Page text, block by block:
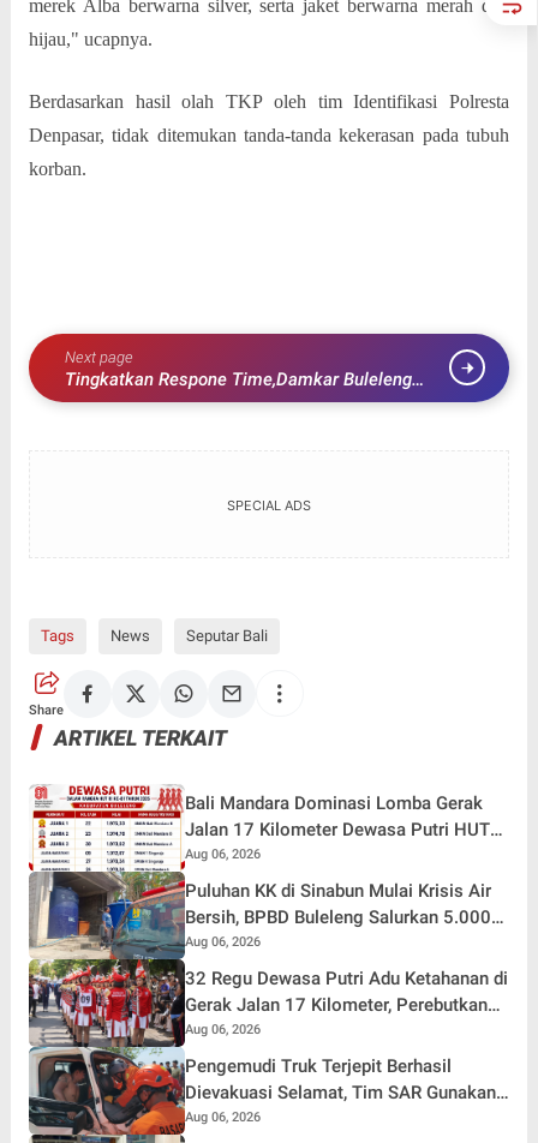
merek Alba berwarna silver, serta jaket berwarna merah dan
hijau," ucapnya.
Berdasarkan hasil olah TKP oleh tim Identifikasi Polresta
Denpasar, tidak ditemukan tanda-tanda kekerasan pada tubuh
korban.
Next page
Tingkatkan Respone Time,Damkar Buleleng
Tambah Pos dan Kerjasama Antar Kabupaten.
SPECIAL ADS
Tags News Seputar Bali
Share
ARTIKEL TERKAIT
Bali Mandara Dominasi Lomba Gerak
Jalan 17 Kilometer Dewasa Putri HUT
RI ke-81 di Buleleng
Aug 06, 2026
Puluhan KK di Sinabun Mulai Krisis Air
Bersih, BPBD Buleleng Salurkan 5.000
Liter Air dan Siaga Hadapi Dampak
Kemarau
Aug 06, 2026
32 Regu Dewasa Putri Adu Ketahanan di
Gerak Jalan 17 Kilometer, Perebutkan
Hadiah Rp82,5 Juta pada HUT RI ke-81
Aug 06, 2026
Pengemudi Truk Terjepit Berhasil
Dievakuasi Selamat, Tim SAR Gunakan
Teknik Khusus
Aug 06, 2026